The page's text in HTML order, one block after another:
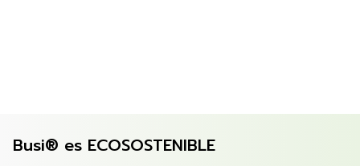
Busi® es ECOSOSTENIBLE